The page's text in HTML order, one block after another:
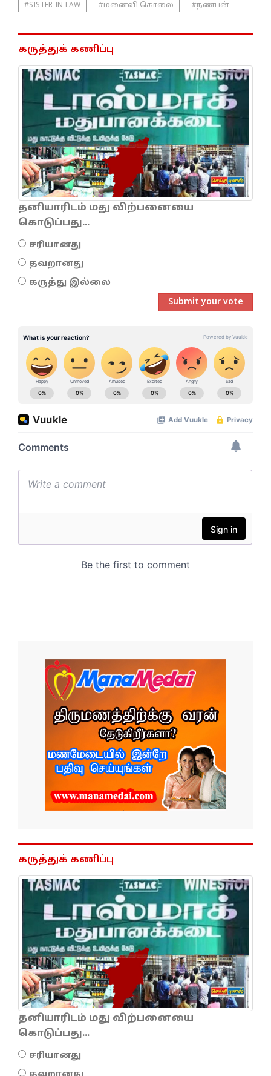
#SISTER-IN-LAW #மனைவி கொலை #நண்பன்
கருத்துக் கணிப்பு
தனியாரிடம் மது விற்பனையை
கொடுப்பது...
சரியானது
தவறானது
கருத்து இல்லை
Submit your vote
கருத்துக் கணிப்பு
தனியாரிடம் மது விற்பனையை
கொடுப்பது...
சரியானது